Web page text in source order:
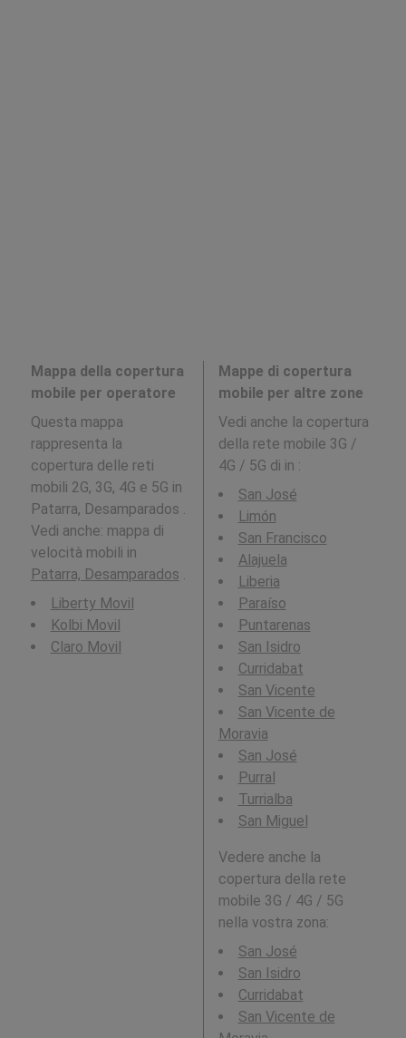
Mappa della copertura
mobile per operatore
Questa mappa
rappresenta la
copertura delle reti
mobili 2G, 3G, 4G e 5G in
Patarra, Desamparados .
Vedi anche: mappa di
velocità mobili in
Patarra, Desamparados .
Liberty Movil
Kolbi Movil
Claro Movil
Mappe di copertura
mobile per altre zone
Vedi anche la copertura
della rete mobile 3G /
4G / 5G di in :
San José
Limón
San Francisco
Alajuela
Liberia
Paraíso
Puntarenas
San Isidro
Curridabat
San Vicente
San Vicente de
Moravia
San José
Purral
Turrialba
San Miguel
Vedere anche la
copertura della rete
mobile 3G / 4G / 5G
nella vostra zona:
San José
San Isidro
Curridabat
San Vicente de